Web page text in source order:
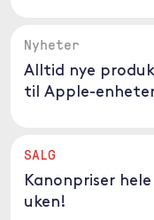
Nyheter
Alltid nye
til Apple-
SALG
Kanonpriser hele
uken!